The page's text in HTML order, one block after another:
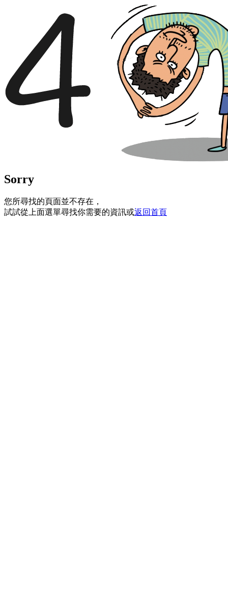
Sorry
您所尋找的頁面並不存在，
試試從上面選單尋找你需要的資訊或返回首頁